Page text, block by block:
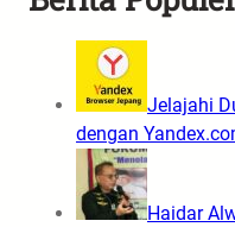
Jelajahi
dengan
Haidar